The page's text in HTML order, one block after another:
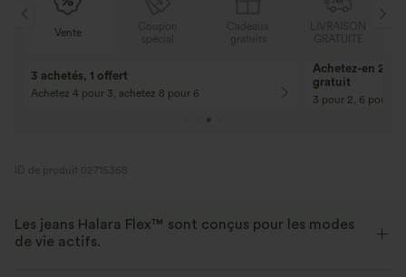
Vente
3 achetés, 1 offert
Achetez 4 pour 3, achetez 8 pour 6
Achetez-en 2,
gratuit
3 pour 2, 6 pour 4,
ID de produit 02715368
Les jeans Halara Flex™ sont conçus pour les modes
de vie actifs.